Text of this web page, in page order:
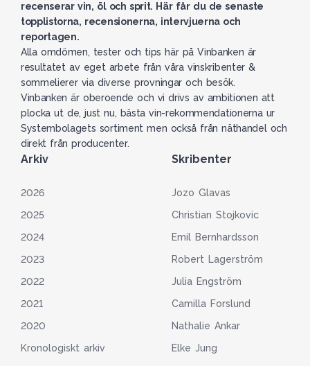
recenserar vin, öl och sprit. Här får du de senaste
topplistorna, recensionerna, intervjuerna och
reportagen.
Alla omdömen, tester och tips här på Vinbanken är
resultatet av eget arbete från våra vinskribenter &
sommelierer via diverse provningar och besök.
Vinbanken är oberoende och vi drivs av ambitionen att
plocka ut de, just nu, bästa vin-rekommendationerna ur
Systembolagets sortiment men också från näthandel och
direkt från producenter.
Arkiv
2026
2025
2024
2023
2022
2021
2020
Kronologiskt arkiv
Skribenter
Jozo Glavas
Christian Stojkovic
Emil Bernhardsson
Robert Lagerström
Julia Engström
Camilla Forslund
Nathalie Ankar
Elke Jung